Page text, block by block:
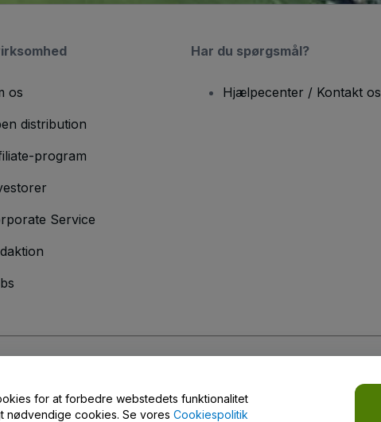
os
distribution
program
Service
Har du spørgsmål?
Hjælpecenter / Kontakt os
for at forbedre webstedets funktionalitet
nødvendige cookies. Se vores Cookiespolitik